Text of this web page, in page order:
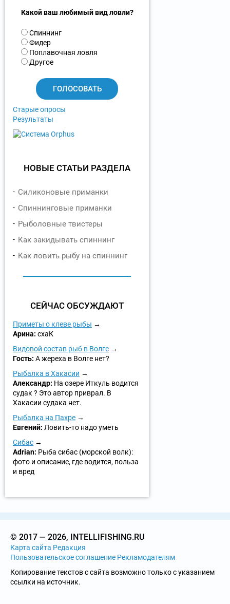
Какой ваш любимый вид ловли?
В
а
р
и
Спиннинг
Фидер
Поплавочная ловля
Другое
Старые опросы
Результаты
НОВЫЕ СТАТЬИ РАЗДЕЛА
Силиконовые приманки
Спиннинговые приманки
Рыболовные твистеры
Как закидывать спиннинг
Как ловить рыбу на спиннинг
СЕЙЧАС ОБСУЖДАЮТ
Приметы о клеве рыбы
Арина: схаК
Видовой состав рыб в Волге
Гость: А жереха в Волге нет?
Рыбалка в Хакасии
Александр: На озере Иткуль водится
судак ? Это автор приврал. В
Хакасии судака нет.
Рыбалка на Пахре
Евгений: Ловить-то надо уметь
Сибас
Adrian: Рыба сибас (морской волк):
фото и описание, где водится, польза
и вред
© 2017 — 2026, INTELLIFISHING.RU
Карта сайта Редакция
Пользовательское соглашение Рекламодателям
Копирование текстов с сайта возможно только с указанием
ссылки на источник.